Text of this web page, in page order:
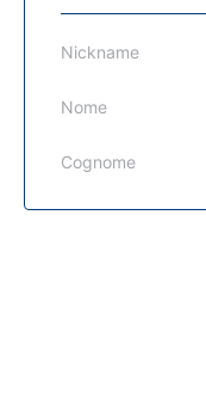
Nickname
Nome
Cognome